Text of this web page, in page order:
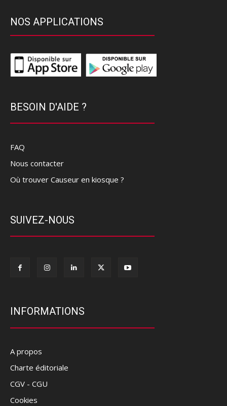
NOS APPLICATIONS
BESOIN D'AIDE ?
FAQ
Nous contacter
Où trouver Causeur en kiosque ?
SUIVEZ-NOUS
INFORMATIONS
A propos
Charte éditoriale
CGV - CGU
Cookies